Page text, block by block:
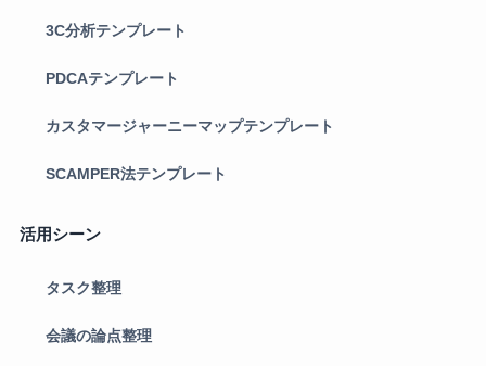
3C分析テンプレート
PDCAテンプレート
カスタマージャーニーマップテンプレート
SCAMPER法テンプレート
活用シーン
タスク整理
会議の論点整理